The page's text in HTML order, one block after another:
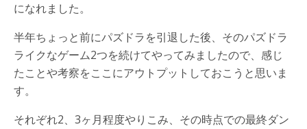
になれました。
半年ちょっと前にパズドラを引退した後、そのパズドラ
ライクなゲーム2つを続けてやってみましたので、感じ
たことや考察をここにアウトプットしておこうと思いま
す。
それぞれ2、3ヶ月程度やりこみ、その時点での最終ダン